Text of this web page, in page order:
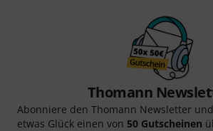
Thomann
Abonniere den Thomann Newsletter
etwas Glück einen von 50 Gutscheinen